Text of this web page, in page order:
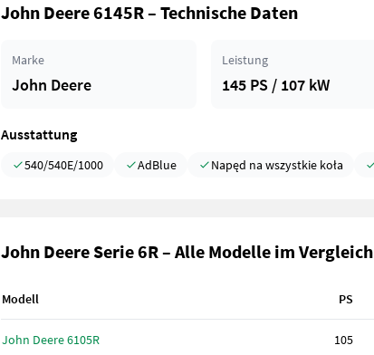
John Deere 6145R – Technische Daten
Marke
John Deere
Leistung
145 PS / 107 kW
Ausstattung
540/540E/1000 AdBlue Napęd na wszystkie koła
John Deere Serie 6R – Alle Modelle im Vergleich
Modell PS
John Deere 6105R 105